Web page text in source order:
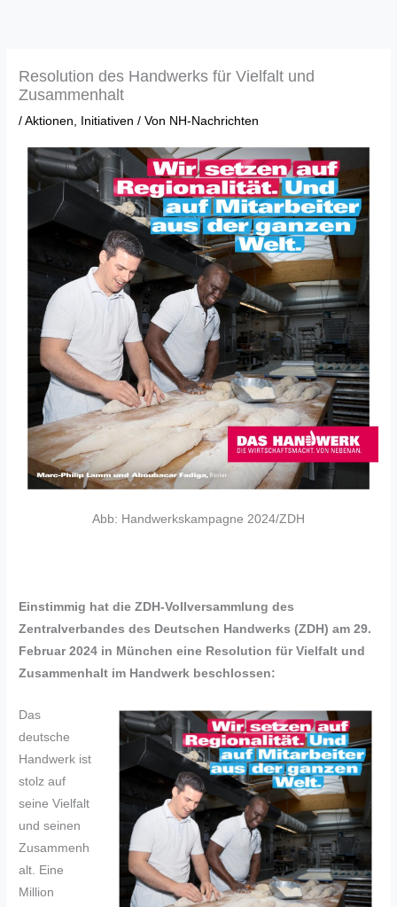
Resolution des Handwerks für Vielfalt und
Zusammenhalt
/Aktionen, Initiativen / Von NH-Nachrichten
Abb: Handwerkskampagne 2024/ZDH
Einstimmig hat die ZDH-Vollversammlung des
Zentralverbandes des Deutschen Handwerks (ZDH) am 29.
Februar 2024 in München eine Resolution für Vielfalt und
Zusammenhalt im Handwerk beschlossen:
Das
deutsche
Handwerk ist
stolz auf
seine Vielfalt
und seinen
Zusammenh
alt. Eine
Million